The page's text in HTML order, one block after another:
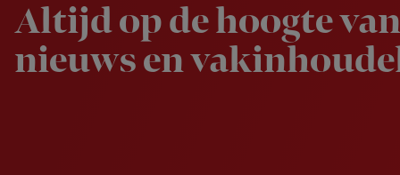
Altijd op de hoogte
nieuws en